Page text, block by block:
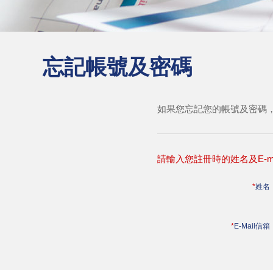
忘記帳號及密碼
如果您忘記您的帳號及密碼
請輸入您註冊時的姓名及E-
*姓名
*E-Mail信箱